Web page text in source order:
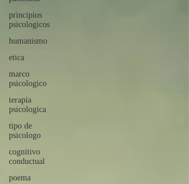
principios
psicologicos
humanismo
etica
marco
psicologico
terapia
psicologica
tipo de
psicologo
cognitivo
conductual
poema